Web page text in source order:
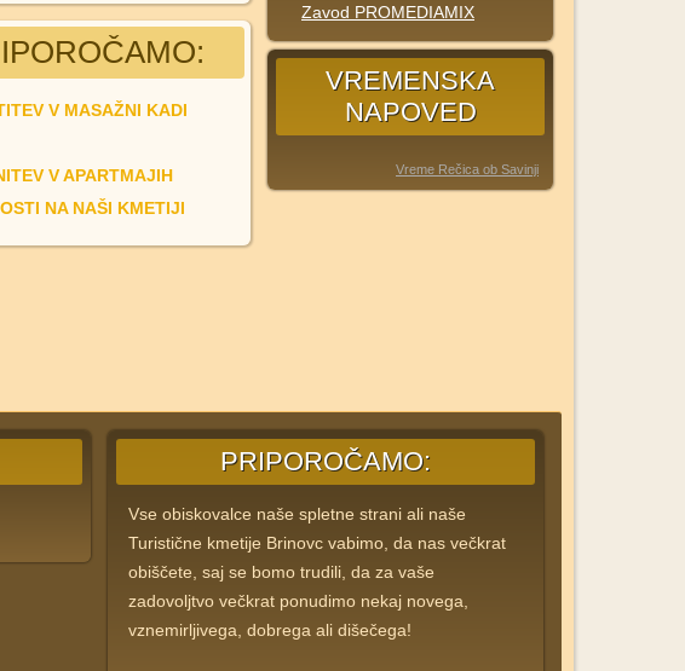
V MASAŽNI KADI
V APARTMAJIH
NA NAŠI KMETIJI
Zavod PROMEDIAMIX
VREMENSKA
NAPOVED
Vreme Rečica ob Savinji
PRIPOROČAMO:
Vse obiskovalce naše spletne strani ali naše
Turistične kmetije Brinovc vabimo, da nas večkrat
obiščete, saj se bomo trudili, da za vaše
zadovoljtvo večkrat ponudimo nekaj novega,
vznemirljivega, dobrega ali dišečega!